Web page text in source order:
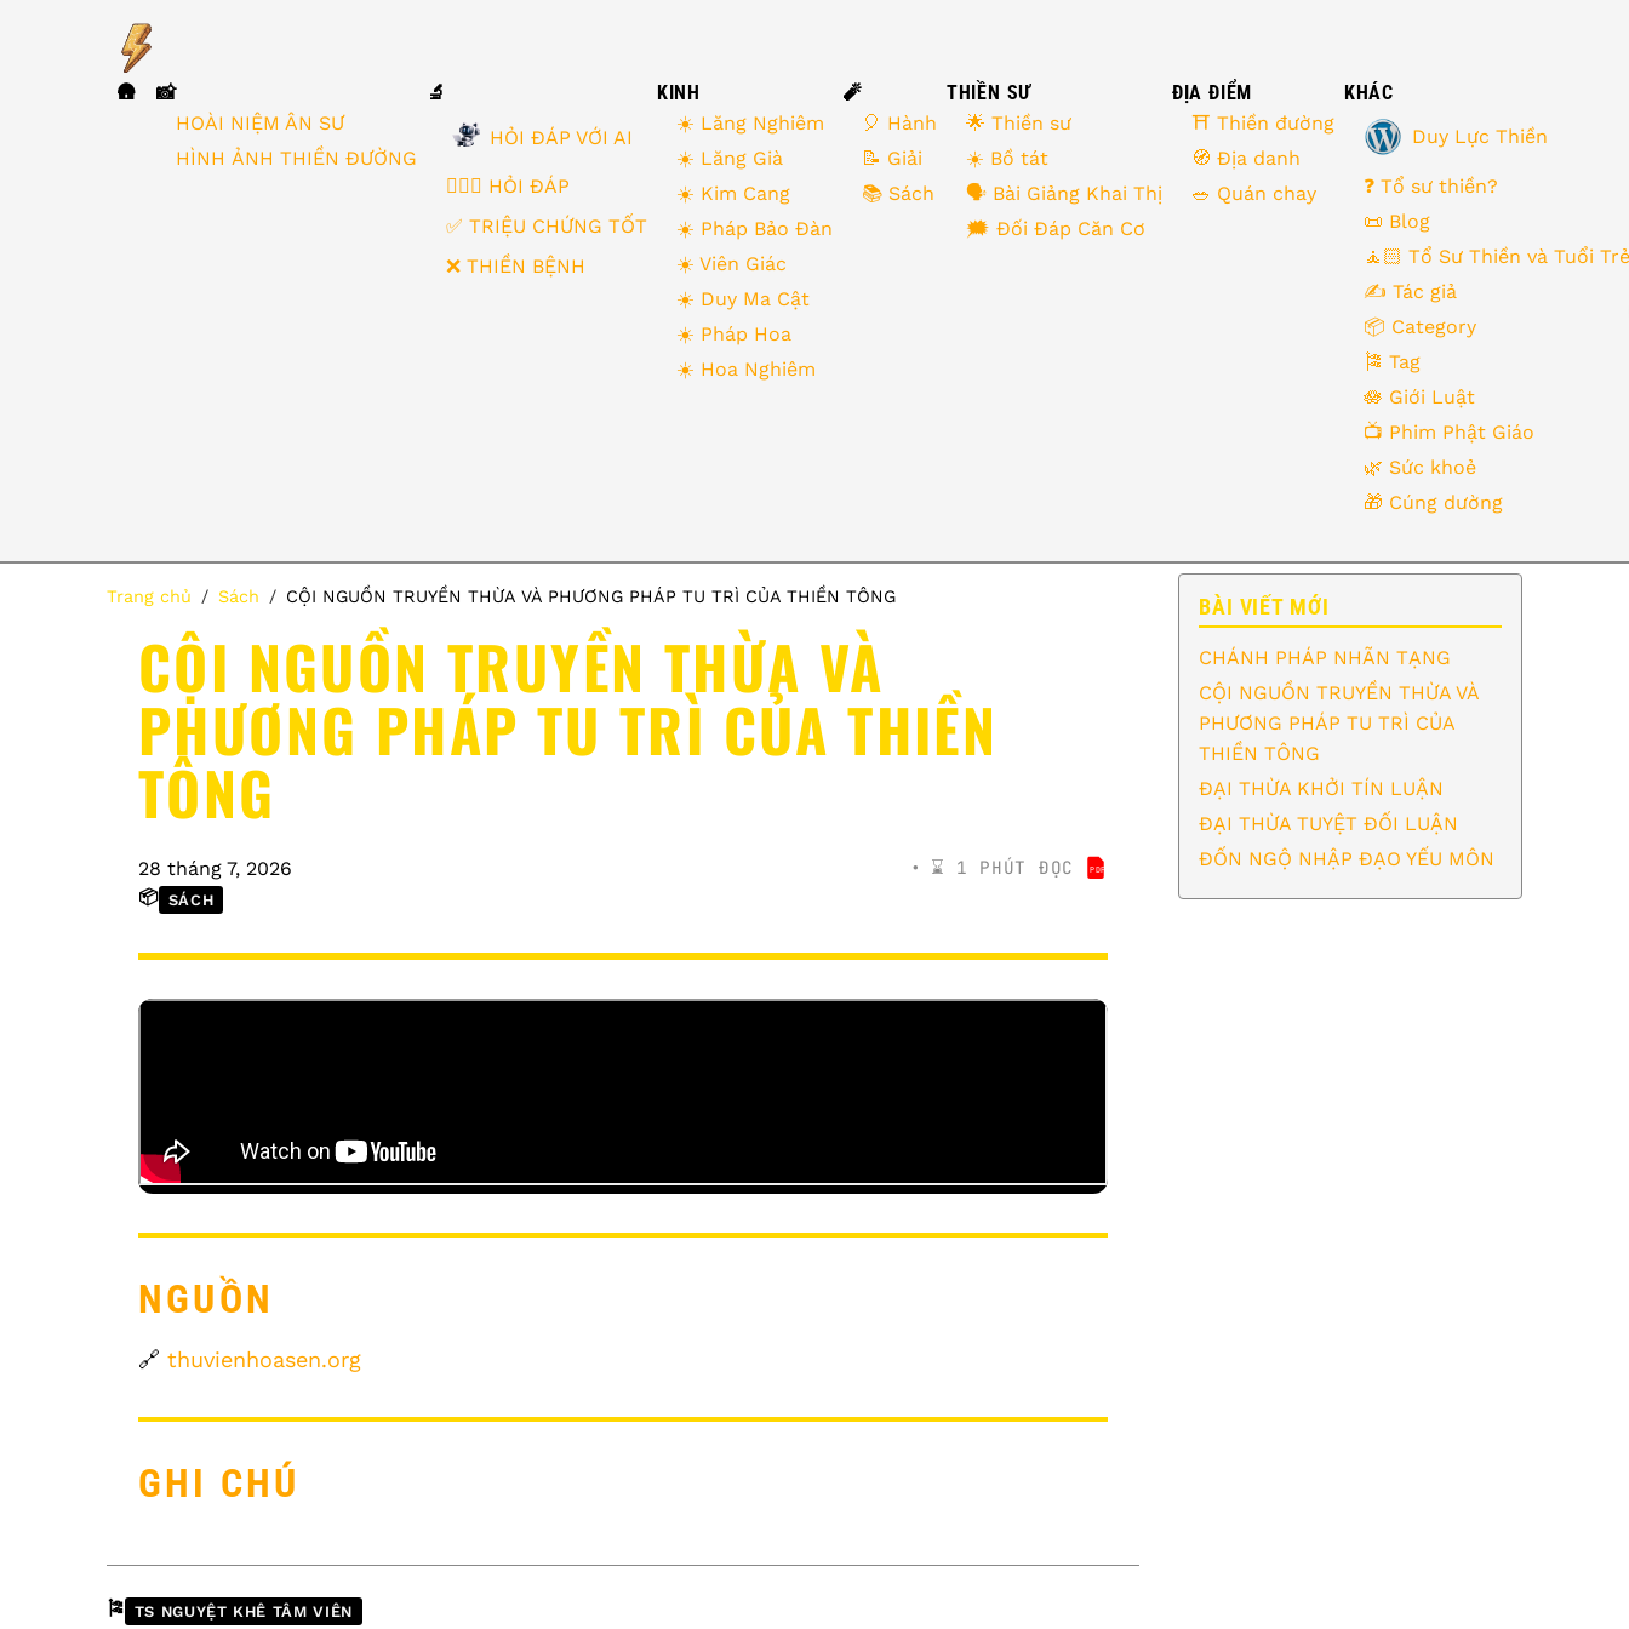
🛖
📸
HOÀI NIỆM ÂN SƯ
HÌNH ẢNH THIỀN ĐƯỜNG
🔬
HỎI ĐÁP VỚI AI
🙋🏻‍♂️ HỎI ĐÁP
✅ TRIỆU CHỨNG TỐT
❌ THIỀN BỆNH
KINH
☀️ Lăng Nghiêm
☀️ Lăng Già
☀️ Kim Cang
☀️ Pháp Bảo Đàn
☀️ Viên Giác
☀️ Duy Ma Cật
☀️ Pháp Hoa
☀️ Hoa Nghiêm
🧨
🎈 Hành
📝 Giải
📚 Sách
THIỀN SƯ
🌟 Thiền sư
☀️ Bồ tát
🗣 Bài Giảng Khai Thị
🗯 Đối Đáp Căn Cơ
ĐỊA ĐIỂM
⛩ Thiền đường
🧭 Địa danh
🥗 Quán chay
KHÁC
Duy Lực Thiền
❓ Tổ sư thiền?
📜 Blog
🧘🏻 Tổ Sư Thiền và Tuổi Trẻ
✍️ Tác giả
📦 Category
🎏 Tag
🪷 Giới Luật
📺 Phim Phật Giáo
🌿️ Sức khoẻ
🎁️ Cúng dường
Trang chủ Sách CỘI NGUỒN TRUYỀN THỪA VÀ PHƯƠNG PHÁP TU TRÌ CỦA THIỀN TÔNG
CỘI NGUỒN TRUYỀN THỪA VÀ
PHƯƠNG PHÁP TU TRÌ CỦA THIỀN
TÔNG
28 tháng 7, 2026 ⌛️ 1 PHÚT ĐỌC PDF
CỘI NGUỒN TRUYỀN THỪA VÀ PHƯƠNG PHÁP TU TRÌ
📦 SÁCH
NGUỒN
🔗 thuvienhoasen.org
GHI CHÚ
🎏 TS NGUYỆT KHÊ TÂM VIÊN
BÀI VIẾT MỚI
CHÁNH PHÁP NHÃN TẠNG
CỘI NGUỒN TRUYỀN THỪA VÀ
PHƯƠNG PHÁP TU TRÌ CỦA
THIỀN TÔNG
ĐẠI THỪA KHỞI TÍN LUẬN
ĐẠI THỪA TUYỆT ĐỐI LUẬN
ĐỐN NGỘ NHẬP ĐẠO YẾU MÔN